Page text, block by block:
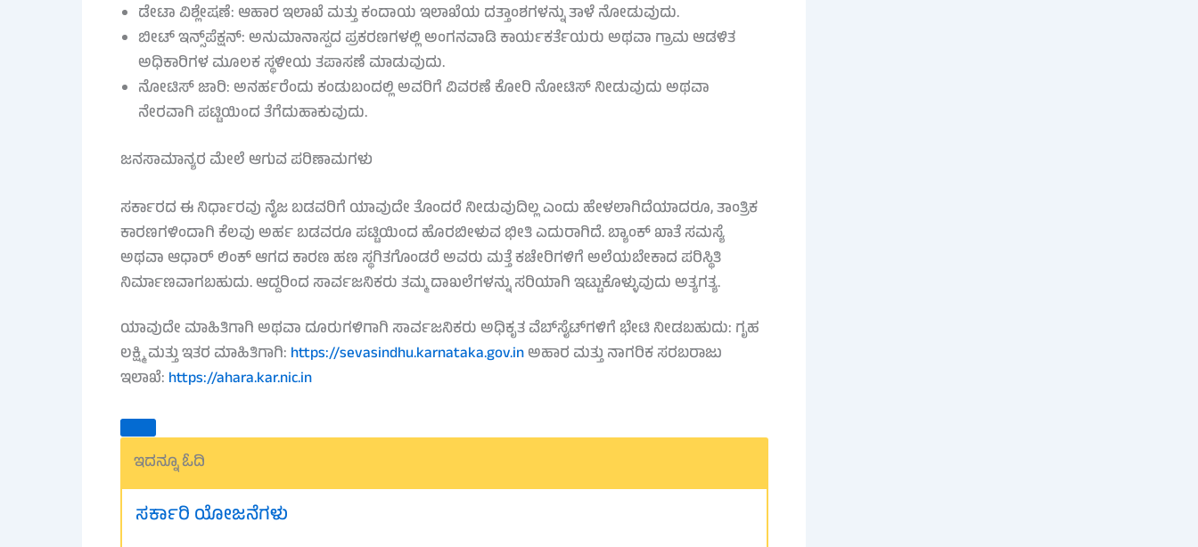
ಡೇಟಾ ವಿಶ್ಲೇಷಣೆ: ಆಹಾರ ಇಲಾಖೆ ಮತ್ತು ಕಂದಾಯ ಇಲಾಖೆಯ ದತ್ತಾಂಶಗಳನ್ನು ತಾಳೆ ನೋಡುವುದು.
ಬೀಟ್ ಇನ್ಸ್‌ಪೆಕ್ಷನ್: ಅನುಮಾನಾಸ್ಪದ ಪ್ರಕರಣಗಳಲ್ಲಿ ಅಂಗನವಾಡಿ ಕಾರ್ಯಕರ್ತೆಯರು ಅಥವಾ ಗ್ರಾಮ ಆಡಳಿತ
ಅಧಿಕಾರಿಗಳ ಮೂಲಕ ಸ್ಥಳೀಯ ತಪಾಸಣೆ ಮಾಡುವುದು.
ನೋಟಿಸ್ ಜಾರಿ: ಅನರ್ಹರೆಂದು ಕಂಡುಬಂದಲ್ಲಿ ಅವರಿಗೆ ವಿವರಣೆ ಕೋರಿ ನೋಟಿಸ್ ನೀಡುವುದು ಅಥವಾ
ನೇರವಾಗಿ ಪಟ್ಟಿಯಿಂದ ತೆಗೆದುಹಾಕುವುದು.
ಜನಸಾಮಾನ್ಯರ ಮೇಲೆ ಆಗುವ ಪರಿಣಾಮಗಳು
ಸರ್ಕಾರದ ಈ ನಿರ್ಧಾರವು ನೈಜ ಬಡವರಿಗೆ ಯಾವುದೇ ತೊಂದರೆ ನೀಡುವುದಿಲ್ಲ ಎಂದು ಹೇಳಲಾಗಿದೆಯಾದರೂ, ತಾಂತ್ರಿಕ
ಕಾರಣಗಳಿಂದಾಗಿ ಕೆಲವು ಅರ್ಹ ಬಡವರೂ ಪಟ್ಟಿಯಿಂದ ಹೊರಬೀಳುವ ಭೀತಿ ಎದುರಾಗಿದೆ. ಬ್ಯಾಂಕ್ ಖಾತೆ ಸಮಸ್ಯೆ
ಅಥವಾ ಆಧಾರ್ ಲಿಂಕ್ ಆಗದ ಕಾರಣ ಹಣ ಸ್ಥಗಿತಗೊಂಡರೆ ಅವರು ಮತ್ತೆ ಕಚೇರಿಗಳಿಗೆ ಅಲೆಯಬೇಕಾದ ಪರಿಸ್ಥಿತಿ
ನಿರ್ಮಾಣವಾಗಬಹುದು. ಆದ್ದರಿಂದ ಸಾರ್ವಜನಿಕರು ತಮ್ಮ ದಾಖಲೆಗಳನ್ನು ಸರಿಯಾಗಿ ಇಟ್ಟುಕೊಳ್ಳುವುದು ಅತ್ಯಗತ್ಯ.
ಯಾವುದೇ ಮಾಹಿತಿಗಾಗಿ ಅಥವಾ ದೂರುಗಳಿಗಾಗಿ ಸಾರ್ವಜನಿಕರು ಅಧಿಕೃತ ವೆಬ್‌ಸೈಟ್‌ಗಳಿಗೆ ಭೇಟಿ ನೀಡಬಹುದು: ಗೃಹ
ಲಕ್ಷ್ಮಿ ಮತ್ತು ಇತರ ಮಾಹಿತಿಗಾಗಿ: https://sevasindhu.karnataka.gov.inಅಹಾರ ಮತ್ತು ನಾಗರಿಕ ಸರಬರಾಜು
ಇಲಾಖೆ: https://ahara.kar.nic.in
ಇದನ್ನೂ ಓದಿ
ಸರ್ಕಾರಿ ಯೋಜನೆಗಳು